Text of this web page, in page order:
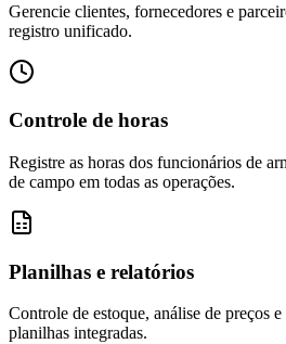
Gerencie clientes, fornecedores e
registro unificado.
Controle de horas
Registre as horas dos funcionários de
de campo em todas as operações.
Planilhas e relatórios
Controle de estoque, análise de preços
planilhas integradas.